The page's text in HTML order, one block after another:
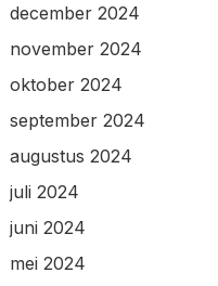
december 2024
november 2024
oktober 2024
september 2024
augustus 2024
juli 2024
juni 2024
mei 2024